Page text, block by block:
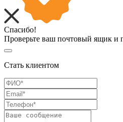
Спасибо!
Проверьте ваш почтовый ящик и
Стать клиентом